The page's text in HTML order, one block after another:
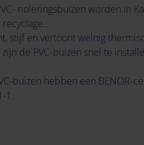
rioleringsbuizen worden in
stijf en vertoont weinig
de PVC-buizen snel te
buizen hebben een BENOR-
1.